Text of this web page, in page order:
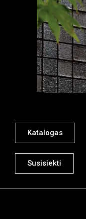
Katalogas
Susisiekti